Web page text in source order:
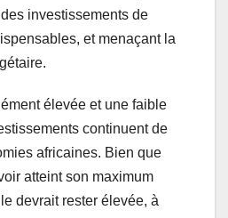
investissements de
et menaçant la
élevée et une faible
continuent de
africaines. Bien que
atteint son maximum
devrait rester élevée, à